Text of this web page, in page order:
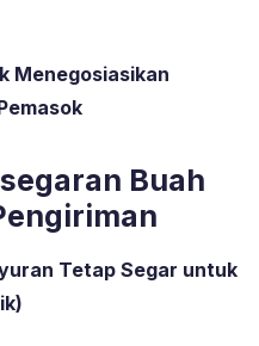
Menegosiasikan
Buah
Tetap Segar untuk